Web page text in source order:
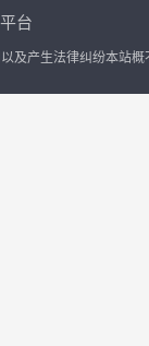
台
及产生法律纠纷本站